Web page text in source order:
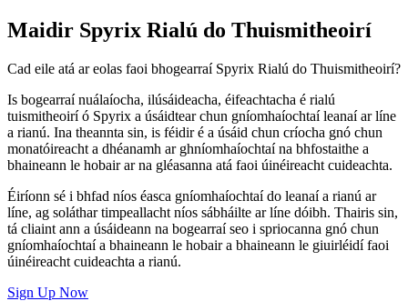
Maidir Spyrix Rialú do Thuismitheoirí
Cad eile atá ar eolas faoi bhogearraí Spyrix Rialú do Thuismitheoirí?
Is bogearraí nuálaíocha, ilúsáideacha, éifeachtacha é rialú
tuismitheoirí ó Spyrix a úsáidtear chun gníomhaíochtaí leanaí ar líne
a rianú. Ina theannta sin, is féidir é a úsáid chun críocha gnó chun
monatóireacht a dhéanamh ar ghníomhaíochtaí na bhfostaithe a
bhaineann le hobair ar na gléasanna atá faoi úinéireacht cuideachta.
Éiríonn sé i bhfad níos éasca gníomhaíochtaí do leanaí a rianú ar
líne, ag soláthar timpeallacht níos sábháilte ar líne dóibh. Thairis sin,
tá cliaint ann a úsáideann na bogearraí seo i spriocanna gnó chun
gníomhaíochtaí a bhaineann le hobair a bhaineann le giuirléidí faoi
úinéireacht cuideachta a rianú.
Sign Up Now